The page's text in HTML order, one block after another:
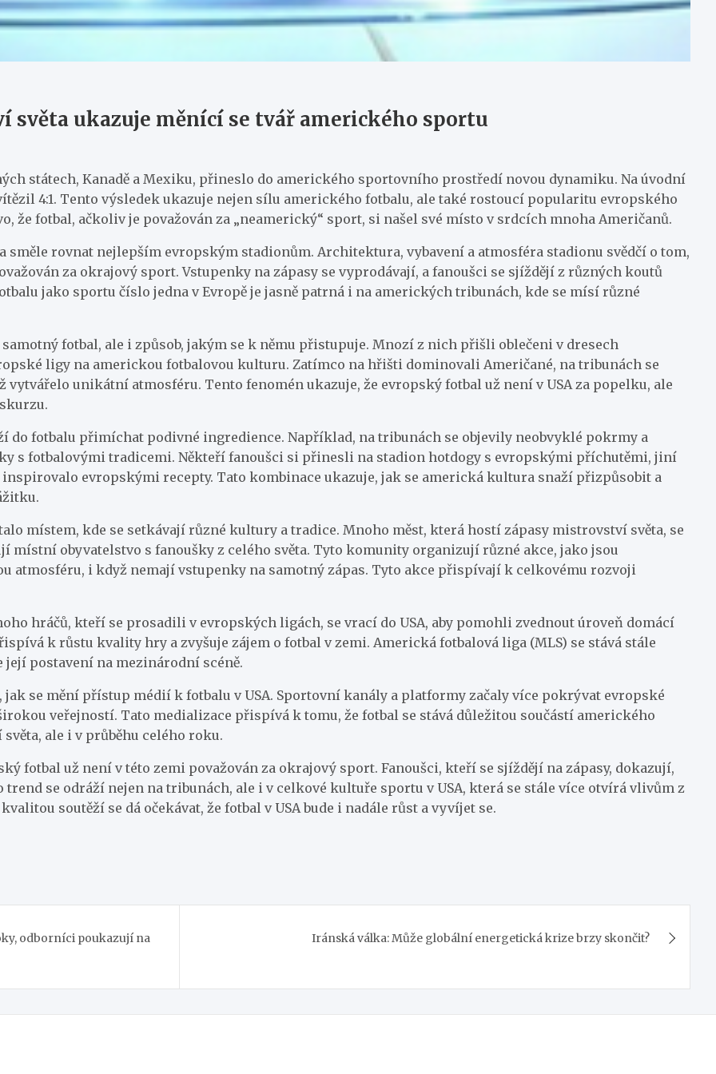
světa ukazuje měnící se tvář amerického sportu
státech, Kanadě a Mexiku, přineslo do amerického sportovního prostředí novou dynamiku. Na úvodní
4:1. Tento výsledek ukazuje nejen sílu amerického fotbalu, ale také rostoucí popularitu evropského
že fotbal, ačkoliv je považován za „neamerický“ sport, si našel své místo v srdcích mnoha Američanů.
směle rovnat nejlepším evropským stadionům. Architektura, vybavení a atmosféra stadionu svědčí o tom,
za okrajový sport. Vstupenky na zápasy se vyprodávají, a fanoušci se sjíždějí z různých koutů
jako sportu číslo jedna v Evropě je jasně patrná i na amerických tribunách, kde se mísí různé
fotbal, ale i způsob, jakým se k němu přistupuje. Mnozí z nich přišli oblečeni v dresech
ligy na americkou fotbalovou kulturu. Zatímco na hřišti dominovali Američané, na tribunách se
unikátní atmosféru. Tento fenomén ukazuje, že evropský fotbal už není v USA za popelku, ale
do fotbalu přimíchat podivné ingredience. Například, na tribunách se objevily neobvyklé pokrmy a
s fotbalovými tradicemi. Někteří fanoušci si přinesli na stadion hotdogy s evropskými příchutěmi, jiní
evropskými recepty. Tato kombinace ukazuje, jak se americká kultura snaží přizpůsobit a
místem, kde se setkávají různé kultury a tradice. Mnoho měst, která hostí zápasy mistrovství světa, se
obyvatelstvo s fanoušky z celého světa. Tyto komunity organizují různé akce, jako jsou
atmosféru, i když nemají vstupenky na samotný zápas. Tyto akce přispívají k celkovému rozvoji
hráčů, kteří se prosadili v evropských ligách, se vrací do USA, aby pomohli zvednout úroveň domácí
k růstu kvality hry a zvyšuje zájem o fotbal v zemi. Americká fotbalová liga (MLS) se stává stále
postavení na mezinárodní scéně.
se mění přístup médií k fotbalu v USA. Sportovní kanály a platformy začaly více pokrývat evropské
veřejností. Tato medializace přispívá k tomu, že fotbal se stává důležitou součástí amerického
ale i v průběhu celého roku.
fotbal už není v této zemi považován za okrajový sport. Fanoušci, kteří se sjíždějí na zápasy, dokazují,
se odráží nejen na tribunách, ale i v celkové kultuře sportu v USA, která se stále více otvírá vlivům z
soutěží se dá očekávat, že fotbal v USA bude i nadále růst a vyvíjet se.
odborníci poukazují na Iránská válka: Může globální energetická krize brzy skončit?